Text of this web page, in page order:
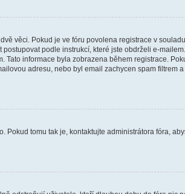
věci. Pokud je ve fóru povolena registrace v
podle instrukcí, které jste obdrželi e-
informace byla zobrazena během registrace.
adresu, nebo byl email zachycen spam filtrem
tomu tak je, kontaktujte administrátora fóra,